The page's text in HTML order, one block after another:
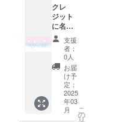
クレ
ジット
に名前
記載
（記載
してほ
しい名
前を備
考欄に
お願い
しま
す） ・
支援
者：
0人
お届
け予
定：
2025
年03
月
こ
の
リ